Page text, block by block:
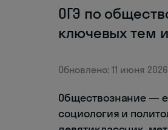
ОГЭ по
ключевых тем
Обновлено: 11 июня 2026
Обществознание —
социология и